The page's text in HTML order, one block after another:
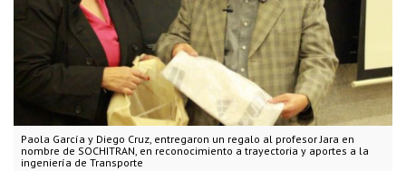
Paola García y Diego Cruz, entregaron un regalo al profesor Jara en
nombre de SOCHITRAN, en reconocimiento a trayectoria y aportes a la
ingeniería de Transporte